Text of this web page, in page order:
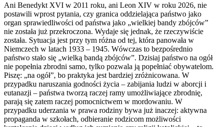
Ani Benedykt XVI w 2011 roku, ani Leon XIV w roku 2026, nie
postawili wprost pytania, czy granica oddzielająca państwo jako
organ sprawiedliwości od państwa jako „wielkiej bandy zbójców”
nie została już przekroczona. Wydaje się jednak, że rzeczywiście
została. Sytuacja jest przy tym różna od tej, która panowała w
Niemczech w latach 1933 – 1945. Wówczas to bezpośrednio
państwo stało się „wielką bandą zbójców”. Dzisiaj państwo na ogół
nie popełnia zbrodni samo, tylko pozwala ją popełniać obywatelom.
Piszę: „na ogół”, bo praktyka jest bardziej zróżnicowana. W
przypadku naruszania godności życia – zabijania ludzi w aborcji i
eutanazji – państwa tworzą raczej ramy umożliwiające zbrodnię,
parają się zatem raczej pomocnictwem w mordowaniu. W
przypadku uderzania w prawa rodziny bywa już inaczej: aktywna
propaganda w szkołach, odbieranie rodzicom możliwości